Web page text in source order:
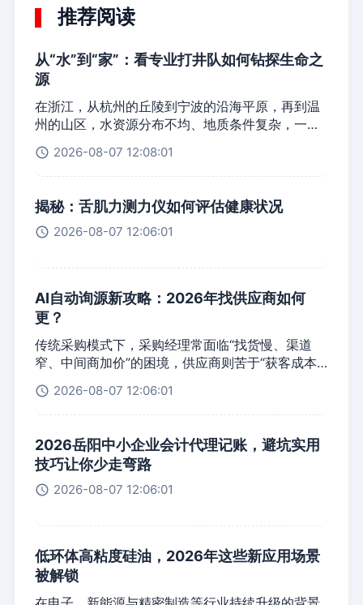
推荐阅读
从“水”到“家”：看专业打井队如何钻探生命之
源
在浙江，从杭州的丘陵到宁波的沿海平原，再到温
州的山区，水资源分布不均、地质条件复杂，一直
是困扰农户、工厂和社区用水的主要难题。很多用
户以为打井只是“挖个洞”，随便找支打井队就能解
决，却忽略了地质勘探、设备选型和施工标准的重
要性，往往导致井位不
2026-08-07 12:08:01
揭秘：舌肌力测力仪如何评估健康状况
2026-08-07 12:06:01
AI自动询源新攻略：2026年找供应商如何
更？
传统采购模式下，采购经理常面临“找货慢、渠道
窄、中间商加价”的困境，供应商则苦于“获客成本
高、订单不稳定”。随着AI技术渗透工业领域，AI自
动询源正成为破解供需矛盾的核心工具。本文聚焦
如何通过AI实现采购询源的“快、准、省”，并推荐
一款行业的
2026-08-07 12:06:01
2026岳阳中小企业会计代理记账，避坑实用
技巧让你少走弯路
2026-08-07 12:06:01
低环体高粘度硅油，2026年这些新应用场景
被解锁